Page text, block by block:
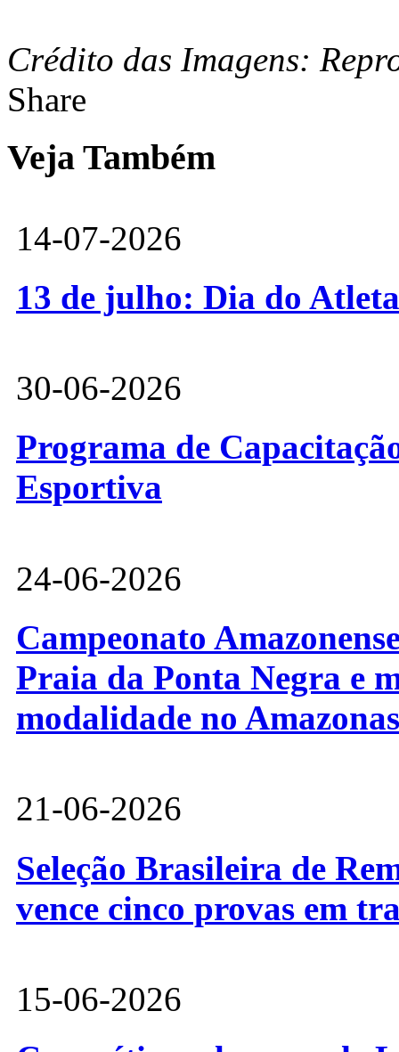
Crédito das Imagens:
Share
Veja Também
14-07-2026
13 de julho: Dia do
30-06-2026
Programa de
Esportiva
24-06-2026
Campeonato
Praia da Ponta Negra e
modalidade no Amazonas
21-06-2026
Seleção Brasileira de
vence cinco provas em
15-06-2026